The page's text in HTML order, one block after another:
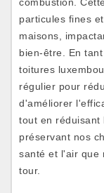
particules fines
maisons,
bien-être. En
toitures
régulier pour
d'améliorer
tout en réduisant
préservant nos
santé et l'air que
tour.